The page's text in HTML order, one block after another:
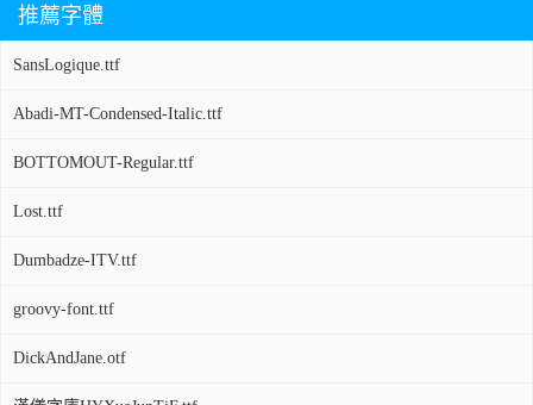
推薦字體
SansLogique.ttf
Abadi-MT-Condensed-Italic.ttf
BOTTOMOUT-Regular.ttf
Lost.ttf
Dumbadze-ITV.ttf
groovy-font.ttf
DickAndJane.otf